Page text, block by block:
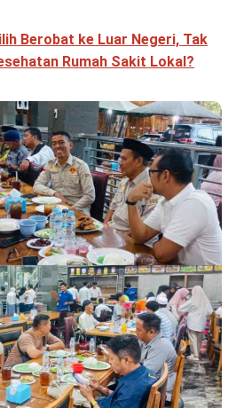
Berobat ke Luar Negeri, Tak
Rumah Sakit Lokal?